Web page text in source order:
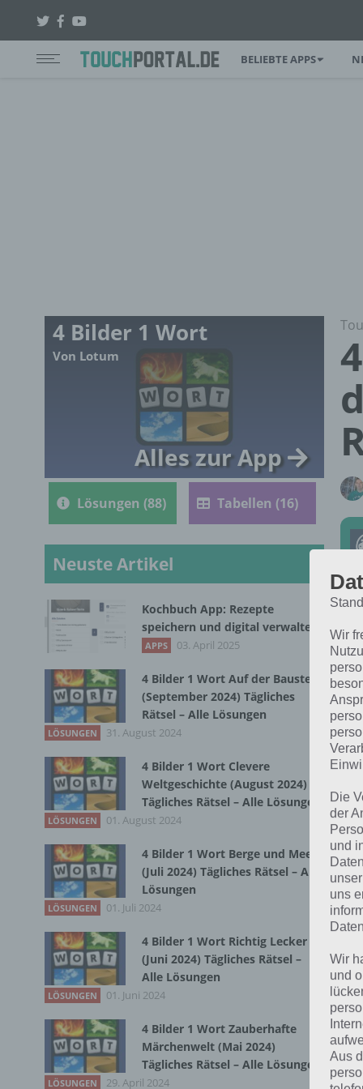
BELIEBTE APPS
Du
4 Bilder 1 Wort
Von Lotum
Alles zur App
Lösungen (88) Tabellen (16)
Neuste Artikel
Kochbuch App: Rezepte
speichern und digital verwalten
APPS 03. April 2025
4 Bilder 1 Wort Auf der Baustelle
(September 2024) Tägliches
Rätsel – Alle Lösungen
LÖSUNGEN 31. August 2024
4 Bilder 1 Wort Clevere
Weltgeschichte (August 2024)
Tägliches Rätsel – Alle Lösungen
LÖSUNGEN 01. August 2024
4 Bilder 1 Wort Berge und Meer
(Juli 2024) Tägliches Rätsel – Alle
Lösungen
LÖSUNGEN 01. Juli 2024
4 Bilder 1 Wort Richtig Lecker
(Juni 2024) Tägliches Rätsel –
Alle Lösungen
LÖSUNGEN 01. Juni 2024
4 Bilder 1 Wort Zauberhafte
Märchenwelt (Mai 2024)
Tägliches Rätsel – Alle Lösungen
LÖSUNGEN 29. April 2024
Wir
Die
der
und
uns
Wir
und
Aus